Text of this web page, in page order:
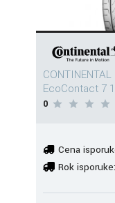
EcoContact 7
0
Cena
Rok isporuke: